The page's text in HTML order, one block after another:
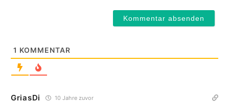
1 KOMMENTAR
GriasDi 10 Jahre zuvor